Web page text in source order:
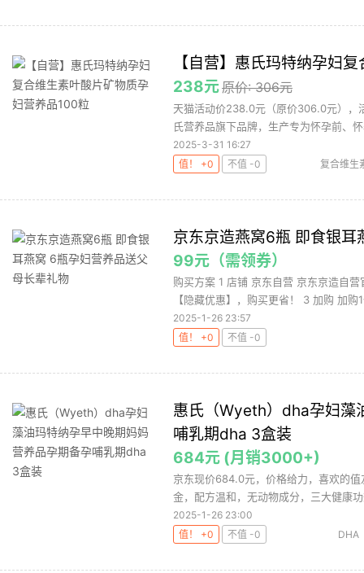
【自营】惠氏玛特纳孕妇
238元原价: 306元
天猫活动价238.0元（原价306.0元），
氏营养品旗下品牌，生产专为怀孕前、
2025-3-31 16:27
值！ +0
不值 -0 复合维生
京东京造燕窝6瓶 即食银
99元（需领券）
购买方案 1 店铺 京东自营 京东京造自
【隐藏优惠】，购买更省！ 3 加购 加购
2025-1-26 23:57
值！ +0
不值 -0
惠氏（Wyeth）dha孕妇藻
哺乳期dha 3盒装
684元 (月销3000+)
京东现价684.0元，价格给力，喜欢的
金，配方温和，无动物成分，三大健康
2025-1-26 23:00
值！ +0
不值 -0 DHA